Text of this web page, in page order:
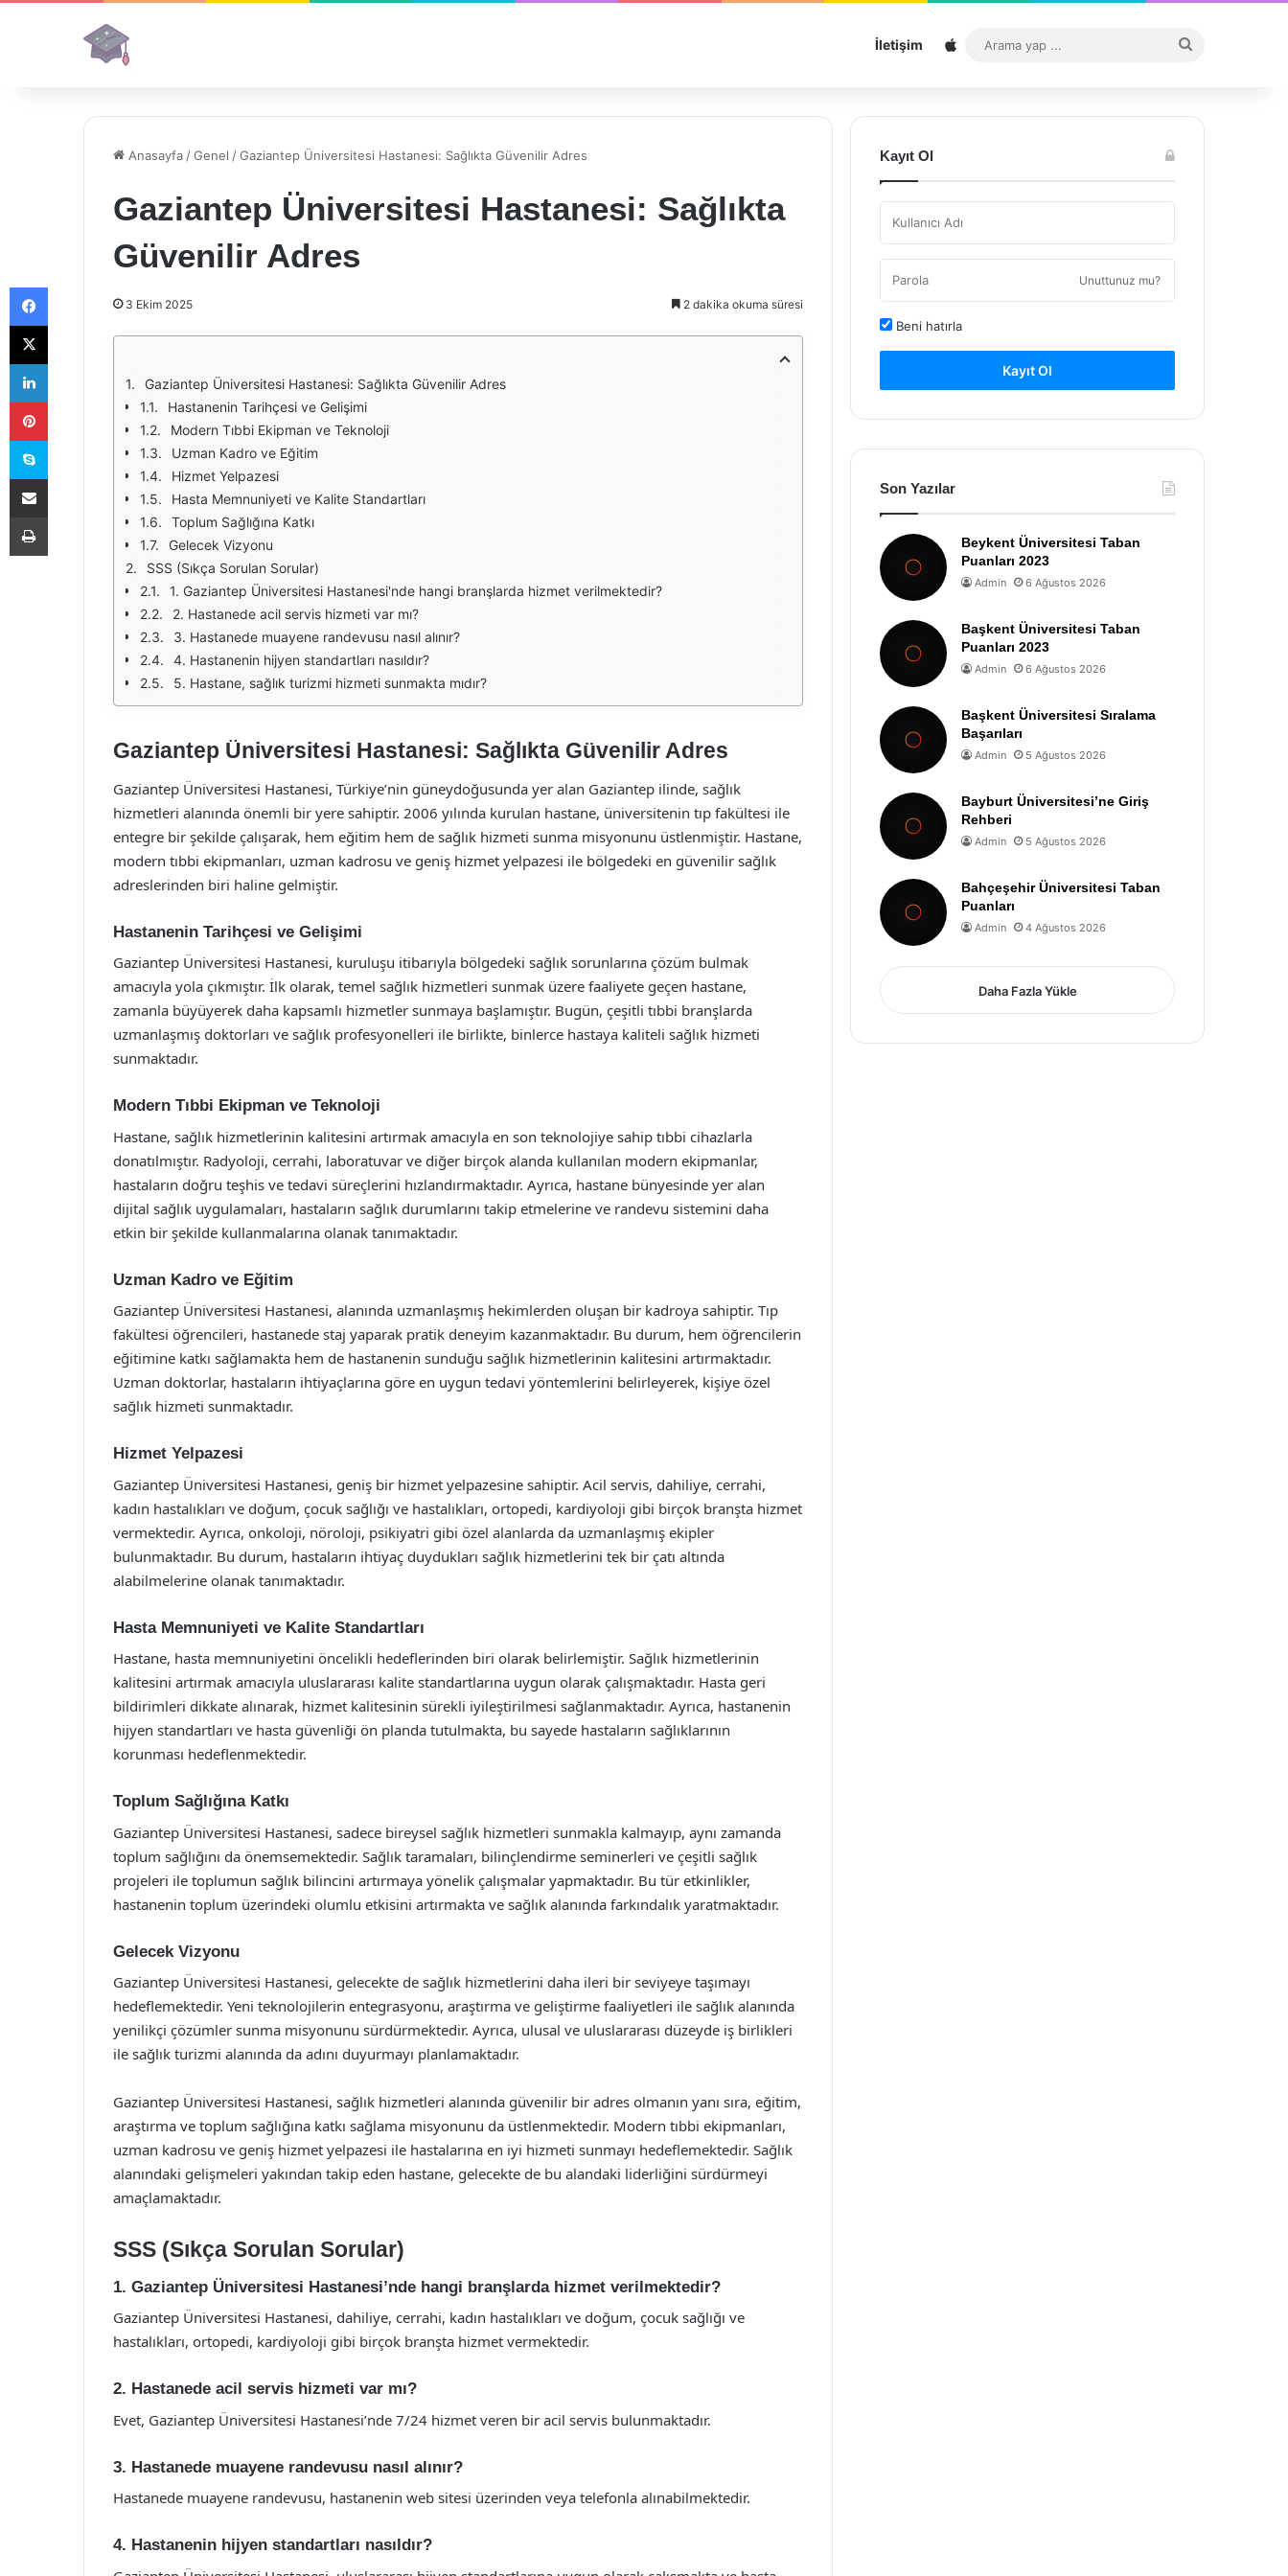
İletişim Sitemap
...
Anasayfa /Genel /Gaziantep Üniversitesi Hastanesi: Sağlıkta Güvenilir Adres
Gaziantep Üniversitesi Hastanesi: Sağlıkta
Güvenilir Adres
3 Ekim 2025 2 dakika okuma süresi
Gaziantep Üniversitesi Hastanesi: Sağlıkta Güvenilir Adres
Hastanenin Tarihçesi ve Gelişimi
Modern Tıbbi Ekipman ve Teknoloji
Uzman Kadro ve Eğitim
Hizmet Yelpazesi
Hasta Memnuniyeti ve Kalite Standartları
Toplum Sağlığına Katkı
Gelecek Vizyonu
SSS (Sıkça Sorulan Sorular)
1. Gaziantep Üniversitesi Hastanesi'nde hangi branşlarda hizmet verilmektedir?
2. Hastanede acil servis hizmeti var mı?
3. Hastanede muayene randevusu nasıl alınır?
4. Hastanenin hijyen standartları nasıldır?
5. Hastane, sağlık turizmi hizmeti sunmakta mıdır?
Gaziantep Üniversitesi Hastanesi: Sağlıkta Güvenilir Adres
Gaziantep Üniversitesi Hastanesi, Türkiye’nin güneydoğusunda yer alan Gaziantep ilinde, sağlık
hizmetleri alanında önemli bir yere sahiptir. 2006 yılında kurulan hastane, üniversitenin tıp fakültesi ile
entegre bir şekilde çalışarak, hem eğitim hem de sağlık hizmeti sunma misyonunu üstlenmiştir. Hastane,
modern tıbbi ekipmanları, uzman kadrosu ve geniş hizmet yelpazesi ile bölgedeki en güvenilir sağlık
adreslerinden biri haline gelmiştir.
Hastanenin Tarihçesi ve Gelişimi
Gaziantep Üniversitesi Hastanesi, kuruluşu itibarıyla bölgedeki sağlık sorunlarına çözüm bulmak
amacıyla yola çıkmıştır. İlk olarak, temel sağlık hizmetleri sunmak üzere faaliyete geçen hastane,
zamanla büyüyerek daha kapsamlı hizmetler sunmaya başlamıştır. Bugün, çeşitli tıbbi branşlarda
uzmanlaşmış doktorları ve sağlık profesyonelleri ile birlikte, binlerce hastaya kaliteli sağlık hizmeti
sunmaktadır.
Modern Tıbbi Ekipman ve Teknoloji
Hastane, sağlık hizmetlerinin kalitesini artırmak amacıyla en son teknolojiye sahip tıbbi cihazlarla
donatılmıştır. Radyoloji, cerrahi, laboratuvar ve diğer birçok alanda kullanılan modern ekipmanlar,
hastaların doğru teşhis ve tedavi süreçlerini hızlandırmaktadır. Ayrıca, hastane bünyesinde yer alan
dijital sağlık uygulamaları, hastaların sağlık durumlarını takip etmelerine ve randevu sistemini daha
etkin bir şekilde kullanmalarına olanak tanımaktadır.
Uzman Kadro ve Eğitim
Gaziantep Üniversitesi Hastanesi, alanında uzmanlaşmış hekimlerden oluşan bir kadroya sahiptir. Tıp
fakültesi öğrencileri, hastanede staj yaparak pratik deneyim kazanmaktadır. Bu durum, hem öğrencilerin
eğitimine katkı sağlamakta hem de hastanenin sunduğu sağlık hizmetlerinin kalitesini artırmaktadır.
Uzman doktorlar, hastaların ihtiyaçlarına göre en uygun tedavi yöntemlerini belirleyerek, kişiye özel
sağlık hizmeti sunmaktadır.
Hizmet Yelpazesi
Gaziantep Üniversitesi Hastanesi, geniş bir hizmet yelpazesine sahiptir. Acil servis, dahiliye, cerrahi,
kadın hastalıkları ve doğum, çocuk sağlığı ve hastalıkları, ortopedi, kardiyoloji gibi birçok branşta hizmet
vermektedir. Ayrıca, onkoloji, nöroloji, psikiyatri gibi özel alanlarda da uzmanlaşmış ekipler
bulunmaktadır. Bu durum, hastaların ihtiyaç duydukları sağlık hizmetlerini tek bir çatı altında
alabilmelerine olanak tanımaktadır.
Hasta Memnuniyeti ve Kalite Standartları
Hastane, hasta memnuniyetini öncelikli hedeflerinden biri olarak belirlemiştir. Sağlık hizmetlerinin
kalitesini artırmak amacıyla uluslararası kalite standartlarına uygun olarak çalışmaktadır. Hasta geri
bildirimleri dikkate alınarak, hizmet kalitesinin sürekli iyileştirilmesi sağlanmaktadır. Ayrıca, hastanenin
hijyen standartları ve hasta güvenliği ön planda tutulmakta, bu sayede hastaların sağlıklarının
korunması hedeflenmektedir.
Toplum Sağlığına Katkı
Gaziantep Üniversitesi Hastanesi, sadece bireysel sağlık hizmetleri sunmakla kalmayıp, aynı zamanda
toplum sağlığını da önemsemektedir. Sağlık taramaları, bilinçlendirme seminerleri ve çeşitli sağlık
projeleri ile toplumun sağlık bilincini artırmaya yönelik çalışmalar yapmaktadır. Bu tür etkinlikler,
hastanenin toplum üzerindeki olumlu etkisini artırmakta ve sağlık alanında farkındalık yaratmaktadır.
Gelecek Vizyonu
Gaziantep Üniversitesi Hastanesi, gelecekte de sağlık hizmetlerini daha ileri bir seviyeye taşımayı
hedeflemektedir. Yeni teknolojilerin entegrasyonu, araştırma ve geliştirme faaliyetleri ile sağlık alanında
yenilikçi çözümler sunma misyonunu sürdürmektedir. Ayrıca, ulusal ve uluslararası düzeyde iş birlikleri
ile sağlık turizmi alanında da adını duyurmayı planlamaktadır.
Gaziantep Üniversitesi Hastanesi, sağlık hizmetleri alanında güvenilir bir adres olmanın yanı sıra, eğitim,
araştırma ve toplum sağlığına katkı sağlama misyonunu da üstlenmektedir. Modern tıbbi ekipmanları,
uzman kadrosu ve geniş hizmet yelpazesi ile hastalarına en iyi hizmeti sunmayı hedeflemektedir. Sağlık
alanındaki gelişmeleri yakından takip eden hastane, gelecekte de bu alandaki liderliğini sürdürmeyi
amaçlamaktadır.
SSS (Sıkça Sorulan Sorular)
1. Gaziantep Üniversitesi Hastanesi’nde hangi branşlarda hizmet verilmektedir?
Gaziantep Üniversitesi Hastanesi, dahiliye, cerrahi, kadın hastalıkları ve doğum, çocuk sağlığı ve
hastalıkları, ortopedi, kardiyoloji gibi birçok branşta hizmet vermektedir.
2. Hastanede acil servis hizmeti var mı?
Evet, Gaziantep Üniversitesi Hastanesi’nde 7/24 hizmet veren bir acil servis bulunmaktadır.
3. Hastanede muayene randevusu nasıl alınır?
Hastanede muayene randevusu, hastanenin web sitesi üzerinden veya telefonla alınabilmektedir.
4. Hastanenin hijyen standartları nasıldır?
Kayıt Ol
Unuttunuz mu?
Beni hatırla
Kayıt Ol
Son Yazılar
Beykent Üniversitesi Taban
Puanları 2023
Admin 6 Ağustos 2026
Başkent Üniversitesi Taban
Puanları 2023
Admin 6 Ağustos 2026
Başkent Üniversitesi Sıralama
Başarıları
Admin 5 Ağustos 2026
Bayburt Üniversitesi’ne Giriş
Rehberi
Admin 5 Ağustos 2026
Bahçeşehir Üniversitesi Taban
Puanları
Admin 4 Ağustos 2026
Daha Fazla Yükle
Facebook
X
LinkedIn
Pinterest
Skype
E-Posta ile paylaş